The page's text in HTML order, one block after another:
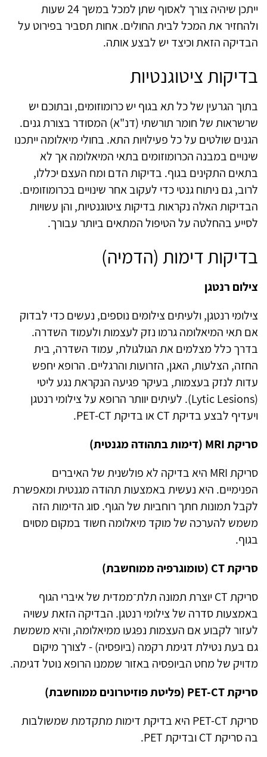
ייתכן שיהיה צורך לאסוף שתן למכל במשך 24 שעות
ולהחזיר את המכל לבית החולים. אחות תסביר בפירוט על
הבדיקה הזאת וכיצד יש לבצע אותה.
בדיקות ציטוגנטיות
בתוך הגרעין של כל תא בגוף יש כרומוזומים, ובתוכם יש
שרשראות של חומר תורשתי (דנ"א) המסודר בצורת גנים.
הגנים שולטים על כל פעילויות התא. בחולי מיאלומה ייתכנו
שינויים במבנה הכרומוזומים בתאי המיאלומה אך לא
בתאים התקינים בגוף. בדיקות הדם ומח העצם יכללו,
לרוב, גם ניתוח גנטי כדי לעקוב אחר שינויים בכרומוזומים.
הבדיקות האלה נקראות בדיקות ציטוגנטיות, והן עשויות
לסייע בהחלטה על הטיפול המתאים ביותר עבורך.
בדיקות דימות (הדמיה)
צילום רנטגן
צילומי רנטגן, ולעיתים צילומים נוספים, נעשים כדי לבדוק
אם תאי המיאלומה גרמו נזק לעצמות ולעמוד השדרה.
בדרך כלל מצלמים את הגולגולת, עמוד השדרה, בית
החזה, הצלעות, האגן, הזרועות והרגליים. הרופא יחפש
עדות לנזק בעצמות, בעיקר פגיעה הנקראת נגע ליטי
(Lytic Lesions). לעיתים יוותר הרופא על צילומי רנטגן
ויעדיף לבצע בדיקת CT או בדיקת PET-CT.
סריקת MRI (דימות בתהודה מגנטית)
סריקת MRI היא בדיקה לא פולשנית של האיברים
הפנימיים. היא נעשית באמצעות תהודה מגנטית ומאפשרת
לקבל תמונות חתך רוחביות של הגוף. סוג הדימות הזה
משמש להערכה של מוקד מיאלומה חשוד במקום מסוים
בגוף.
סריקת CT (טומוגרפיה ממוחשבת)
סריקת CT יוצרת תמונה תלת־ממדית של איברי הגוף
באמצעות סדרה של צילומי רנטגן. הבדיקה הזאת עשויה
לעזור לקבוע אם העצמות נפגעו ממיאלומה, והיא משמשת
גם בעת נטילת דגימת רקמה (ביופסיה) - לצורך מיקום
מדויק של מחט הביופסיה באזור שממנו הרופא נוטל דגימה.
סריקת PET-CT (פליטת פוזיטרונים ממוחשבת)
סריקת PET-CT היא בדיקת דימות מתקדמת שמשולבות
בה סריקת CT ובדיקת PET.